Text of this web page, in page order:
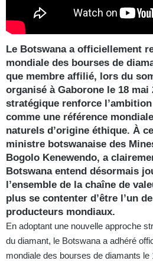
Le Botswana a officiellement
mondiale des bourses de
que membre affilié, lors du
organisé à Gaborone le 18 mai
stratégique renforce
comme une référence
naturels d’origine éthique. À
ministre botswanaise des
Bogolo Kenewendo, a
Botswana entend désormais
l’ensemble de la chaîne de
plus se contenter d’être l’un
producteurs mondiaux.
En adoptant une nouvelle approche
du diamant, le Botswana a adhéré
mondiale des bourses de diamants